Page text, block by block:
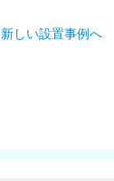
新しい設置事例へ